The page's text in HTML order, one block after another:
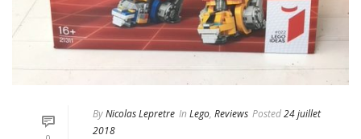
ByNicolas Lepretre In Lego, Reviews Posted24 juillet
2018